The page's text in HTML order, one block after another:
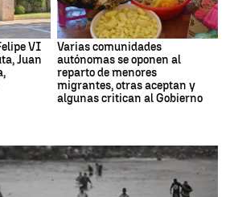
VI
Juan
Varias comunidades
autónomas se oponen al
reparto de menores
migrantes, otras aceptan y
algunas critican al Gobierno